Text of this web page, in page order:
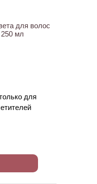
для волос
250 мл
для